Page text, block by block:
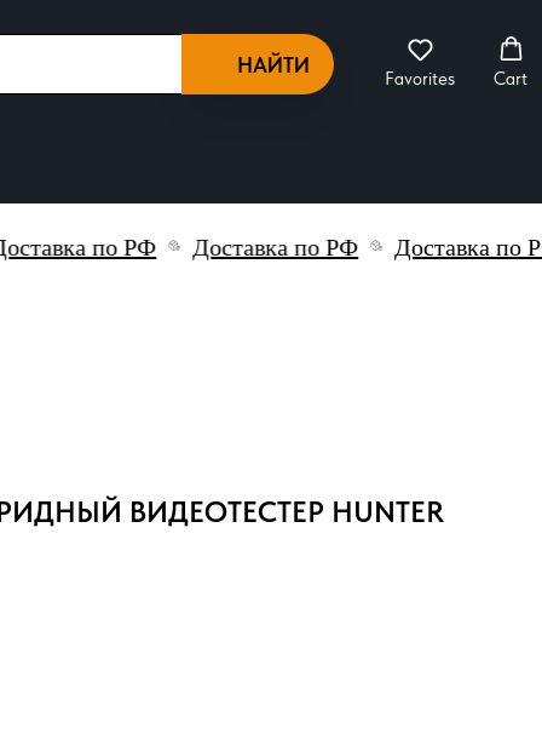
Favorites Cart
по РФ Доставка по РФ Доставка по РФ
ВИДЕОТЕСТЕР HUNTER